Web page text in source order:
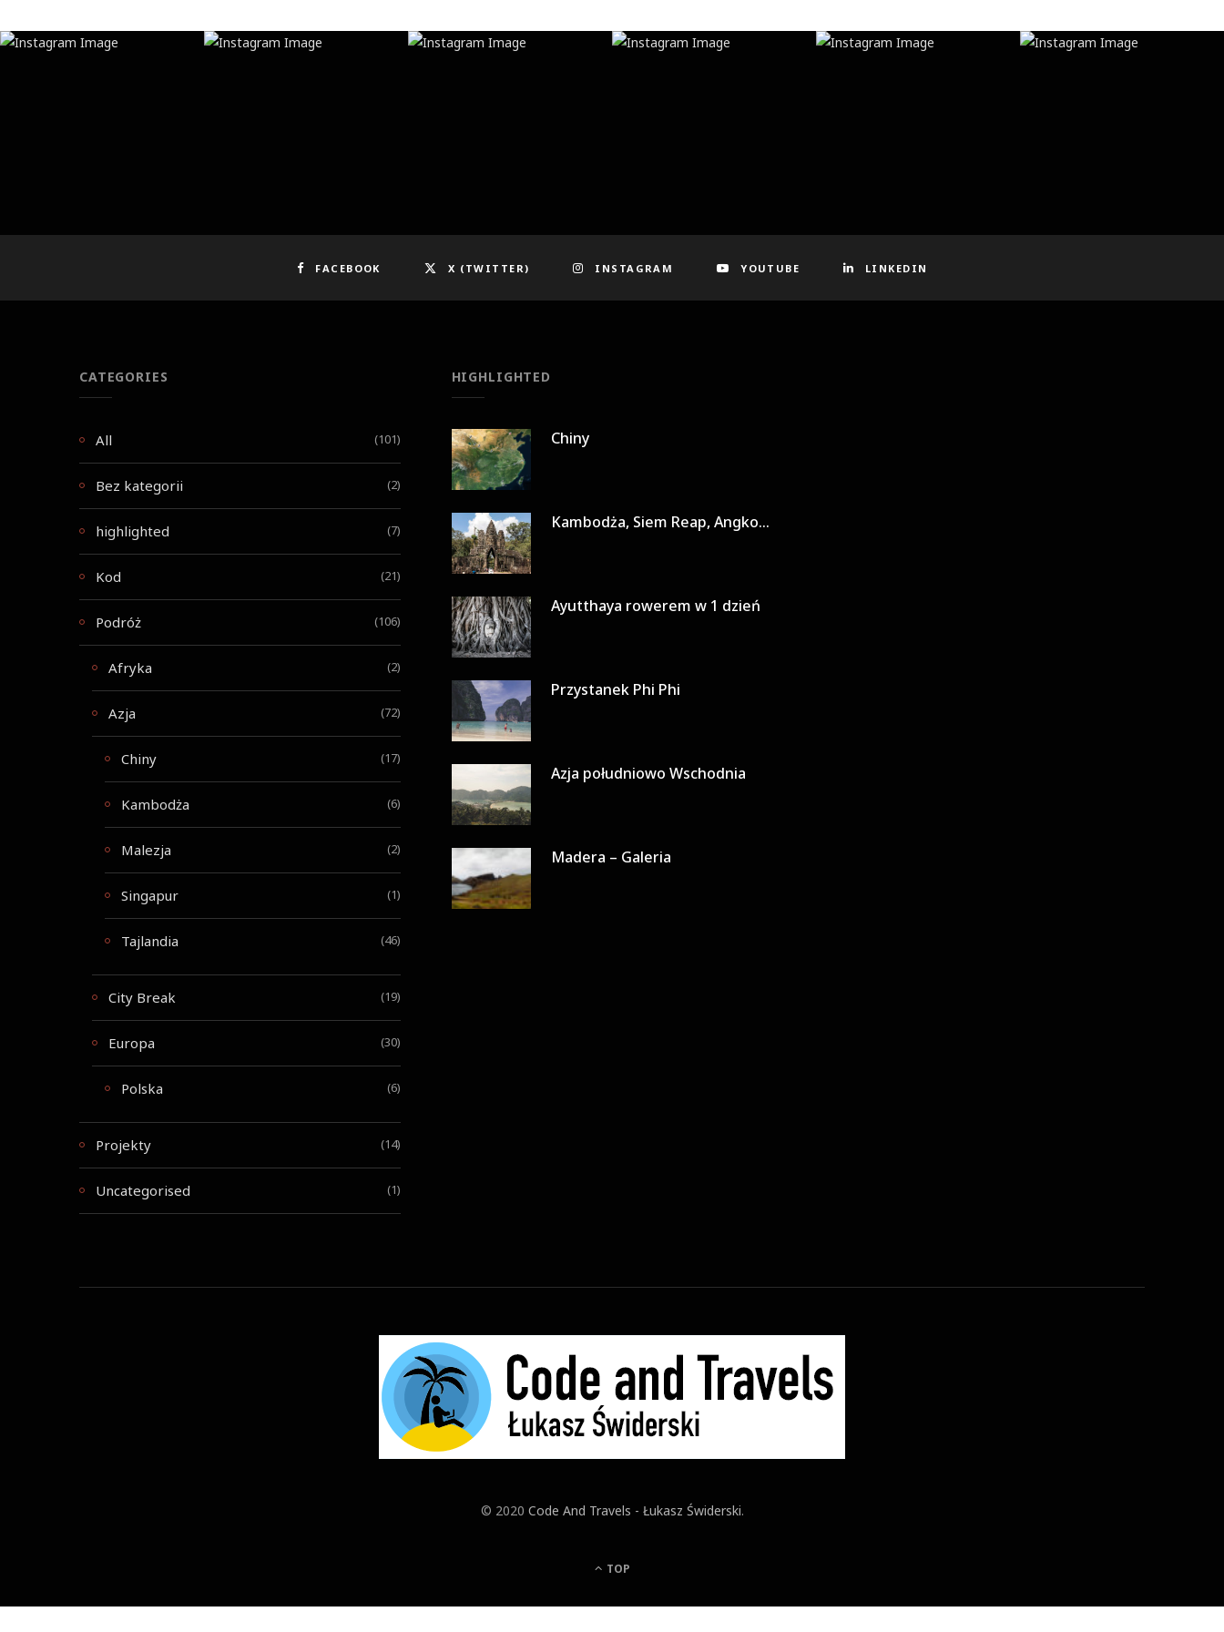
FACEBOOK X (TWITTER) INSTAGRAM YOUTUBE LINKEDIN
CATEGORIES
All (101)
Bez kategorii (2)
highlighted (7)
Kod (21)
Podróż (106)
Afryka (2)
Azja (72)
Chiny (17)
Kambodża (6)
Malezja (2)
Singapur (1)
Tajlandia (46)
City Break (19)
Europa (30)
Polska (6)
Projekty (14)
Uncategorised (1)
HIGHLIGHTED
Chiny
Kambodża, Siem Reap, Angkor Wat w 3 dni
Ayutthaya rowerem w 1 dzień
Przystanek Phi Phi
Azja południowo Wschodnia
Madera – Galeria
© 2020 Code And Travels - Łukasz Świderski.
TOP